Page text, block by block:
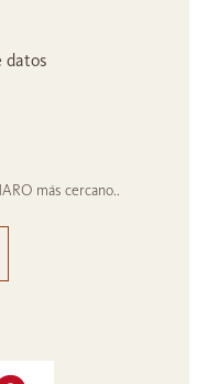
datos
más cercano..